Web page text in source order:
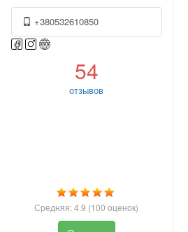
+380532610850
54
отзывов
Средняя:4.9 (100 оценок)